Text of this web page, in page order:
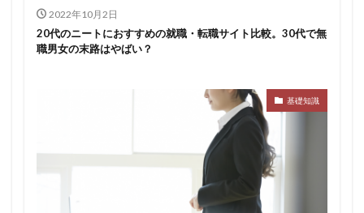
2022年10月2日
20代のニートにおすすめの就職・転職サイト比較。30代で無
職男女の末路はやばい？
基礎知識
検索